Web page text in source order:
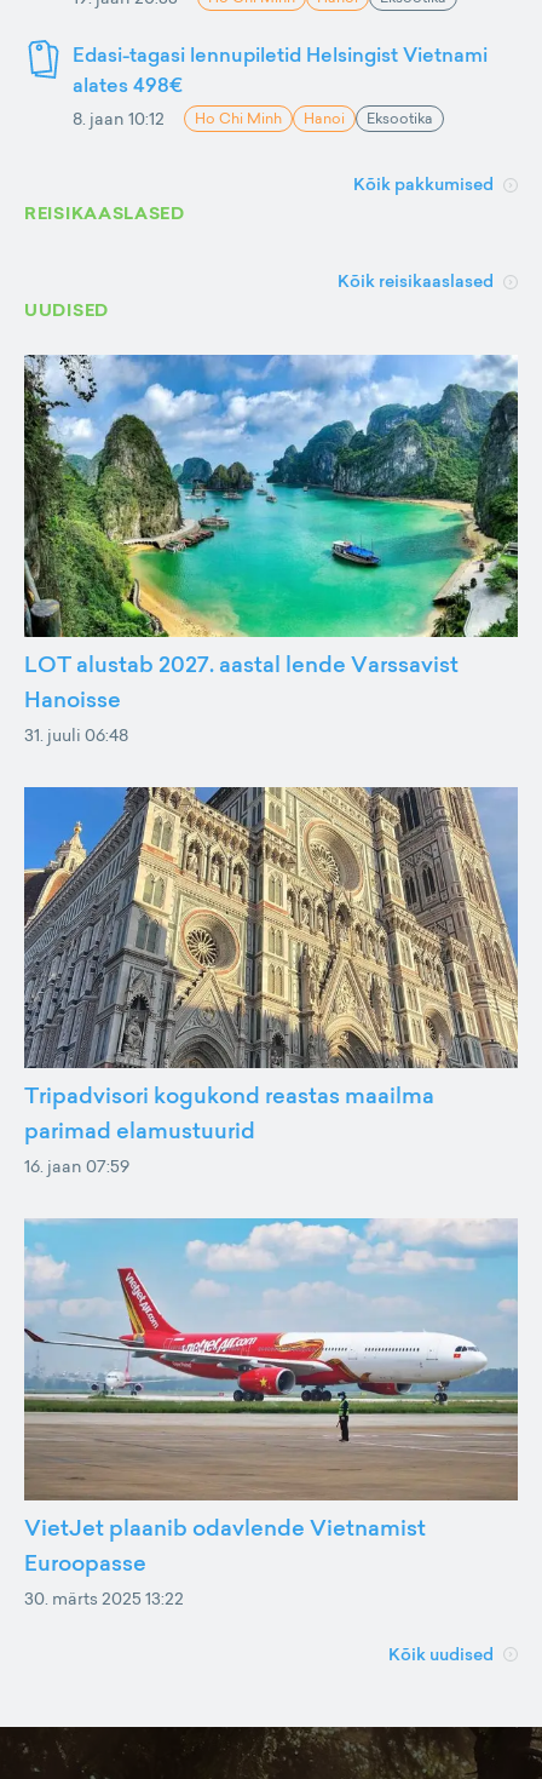
Edasi-tagasi lennupiletid Helsingist Vietnami
alates 498€
8. jaan 10:12 Ho Chi Minh Hanoi Eksootika
Kõik pakkumised
REISIKAASLASED
Kõik reisikaaslased
UUDISED
LOT alustab 2027. aastal lende Varssavist
Hanoisse
31. juuli 06:48
Tripadvisori kogukond reastas maailma
parimad elamustuurid
16. jaan 07:59
VietJet plaanib odavlende Vietnamist
Euroopasse
30. märts 2025 13:22
Kõik uudised